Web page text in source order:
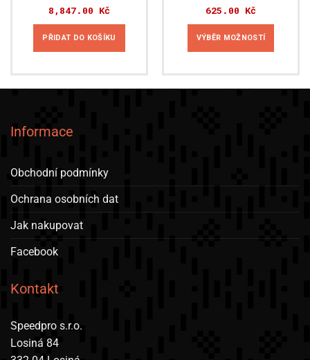
8,847.00 Kč
PŘIDAT DO KOŠÍKU
625.00 Kč
VÝBĚR MOŽNOSTÍ
má
Informace
Obchodní podmínky
Ochrana osobních dat
Jak nakupovat
Facebook
Kontakt
Speedpro s.r.o.
Losiná 84